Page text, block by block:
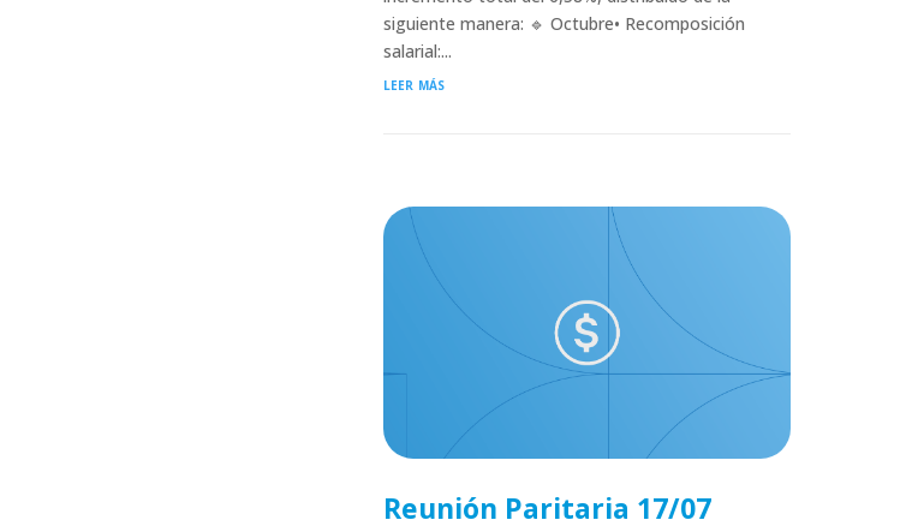
siguiente manera: 🔹 Octubre• Recomposición
salarial:...
leer más
Reunión Paritaria 17/07